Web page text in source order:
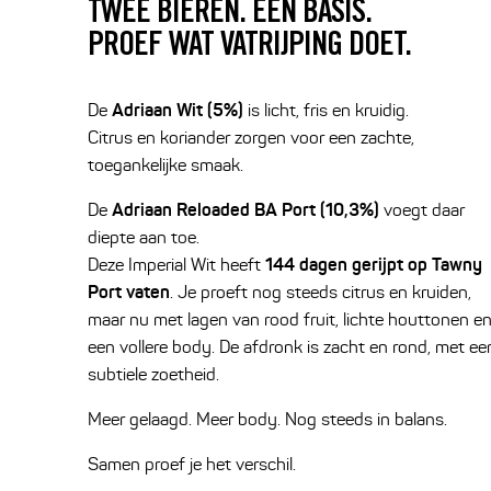
TWEE BIEREN. EÉN BASIS.
PROEF WAT VATRIJPING DOET.
De Adriaan Wit (5%) is licht, fris en kruidig.
Citrus en koriander zorgen voor een zachte,
toegankelijke smaak.
De Adriaan Reloaded BA Port (10,3%) voegt daar
diepte aan toe.
Deze Imperial Wit heeft 144 dagen gerijpt op Tawny
Port vaten. Je proeft nog steeds citrus en kruiden,
maar nu met lagen van rood fruit, lichte houttonen en
een vollere body. De afdronk is zacht en rond, met
subtiele zoetheid.
Meer gelaagd. Meer body. Nog steeds in balans.
Samen proef je het verschil.